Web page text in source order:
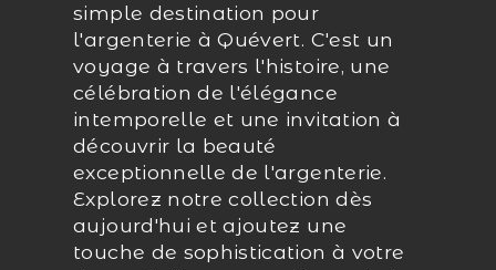
simple destination pour
l'argenterie à Quévert. C'est un
voyage à travers l'histoire, une
célébration de l'élégance
intemporelle et une invitation à
découvrir la beauté
exceptionnelle de l'argenterie.
Explorez notre collection dès
aujourd'hui et ajoutez une
touche de sophistication à votre